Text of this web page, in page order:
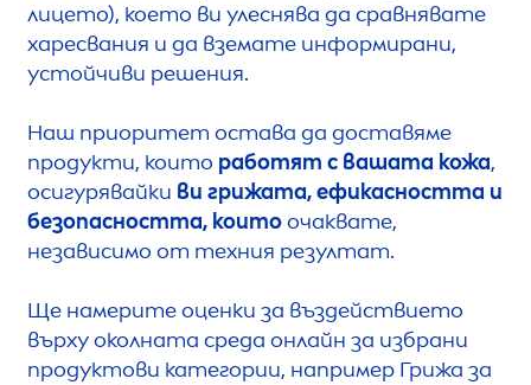
лицето), което ви улеснява да сравнявате
харесвания и да вземате информирани,
устойчиви решения.
Наш приоритет остава да доставяме
продукти, които работят с вашата кожа,
осигурявайки ви грижата, ефикасността и
безопасността, коитоочаквате,
независимо от техния резултат.
Ще намерите оценки за въздействието
върху околната среда онлайн за избрани
продуктови категории, например Грижа за